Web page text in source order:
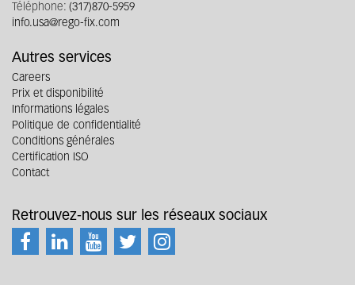
Téléphone: (317)870-5959
info.usa@rego-fix.com
Autres services
Careers
Prix et disponibilité
Informations légales
Politique de confidentialité
Conditions générales
Certification ISO
Contact
Retrouvez-nous sur les réseaux sociaux